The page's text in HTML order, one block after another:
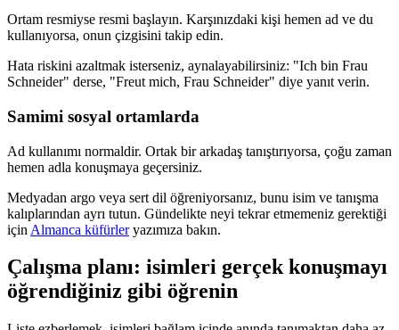
Ortam resmiyse resmi başlayın. Karşınızdaki kişi hemen ad ve du
kullanıyorsa, onun çizgisini takip edin.
Hata riskini azaltmak isterseniz, aynalayabilirsiniz: "Ich bin Frau
Schneider" derse, "Freut mich, Frau Schneider" diye yanıt verin.
Samimi sosyal ortamlarda
Ad kullanımı normaldir. Ortak bir arkadaş tanıştırıyorsa, çoğu zaman
hemen adla konuşmaya geçersiniz.
Medyadan argo veya sert dil öğreniyorsanız, bunu isim ve tanışma
kalıplarından ayrı tutun. Gündelikte neyi tekrar etmemeniz gerektiği
için Almanca küfürleryazımıza bakın.
Çalışma planı: isimleri gerçek konuşmayı
öğrendiğiniz gibi öğrenin